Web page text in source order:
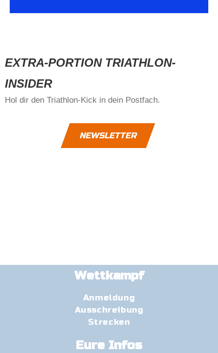
Die Wechselzone für die VD
ist am Hafenplatz
Lageplan
EXTRA-PORTION TRIATHLON-
INSIDER
Hol dir den Triathlon-Kick in dein Postfach.
NEWSLETTER
Wettkampf
Anmeldung
Ausschreibung
Strecken
Eure Infos